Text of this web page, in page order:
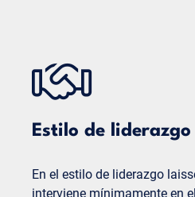
incorporación de
puede dar lugar a
Desventajas:
en cuenta todas las
Estilo de
En el estilo de liderazgo
interviene mínimamente en